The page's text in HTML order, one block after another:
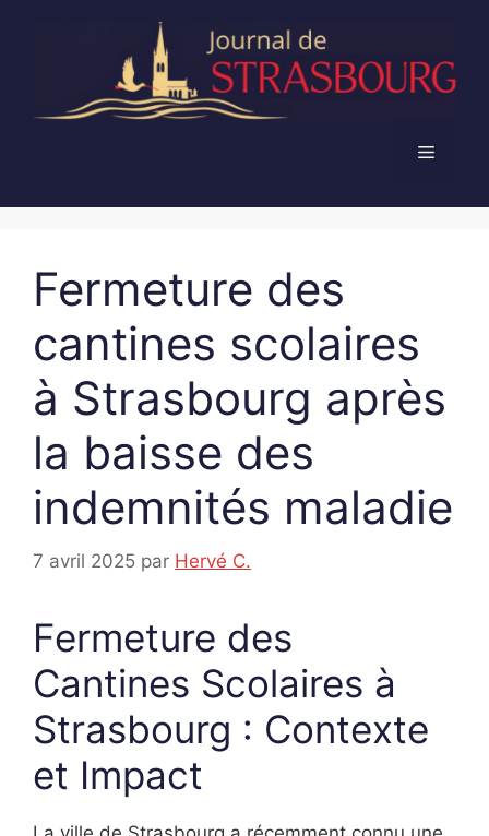
Menu
Fermeture des
cantines scolaires
à Strasbourg après
la baisse des
indemnités maladie
7 avril 2025 par Hervé C.
Fermeture des
Cantines Scolaires à
Strasbourg : Contexte
et Impact